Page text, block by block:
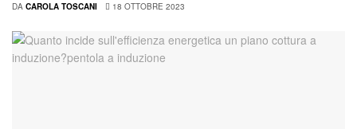
DA CAROLA TOSCANI 18 OTTOBRE 2023